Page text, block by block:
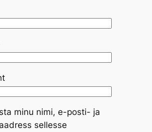
minu nimi, e-posti- ja
sellesse